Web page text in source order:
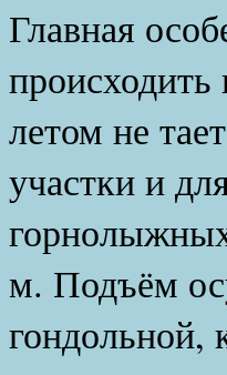
Главная
происходить
летом не
участки и
м. Подъём
гондольной,